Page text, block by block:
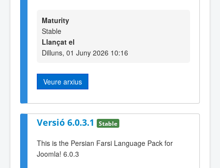
Maturity
Stable
Llançat el
Dilluns, 01 Juny 2026 10:16
Veure arxius
Versió 6.0.3.1 Stable
This is the Persian Farsi Language Pack for
Joomla! 6.0.3